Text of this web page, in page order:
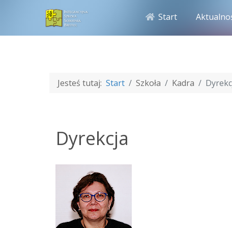
Start
Jesteś tutaj: Start Szkoła Kadra
Dyrekcja